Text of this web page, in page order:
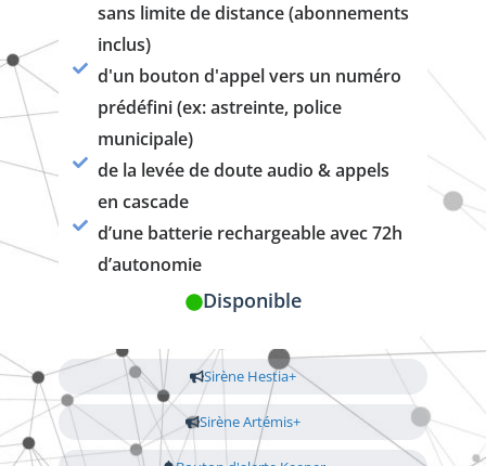
Sirène Hestia+
Sirène Artémis+
sans limite de distance (abonnements
inclus)
d'un bouton d'appel vers un numéro
prédéfini (ex: astreinte, police
municipale)
de la levée de doute audio & appels
en cascade
d’une batterie rechargeable avec 72h
d’autonomie
Disponible